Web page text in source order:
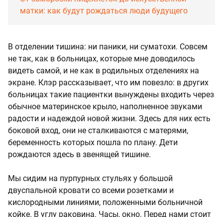
матки: как будут рождаться люди будущего
В отделении тишина: ни паники, ни суматохи. Совсем
не так, как в больницах, которые мне доводилось
видеть самой, и не как в родильных отделениях на
экране. Клэр рассказывает, что им повезло: в других
больницах такие пациентки вынуждены входить через
обычное материнское крыло, наполненное звуками
радости и надеждой новой жизни. Здесь для них есть
боковой вход, они не сталкиваются с матерями,
беременность которых пошла по плану. Дети
рождаются здесь в звенящей тишине.
Мы сидим на пурпурных стульях у большой
двуспальной кровати со всеми розетками и
кислородными линиями, положенными больничной
койке. В углу раковина. Часы, окно. Перед нами стоит